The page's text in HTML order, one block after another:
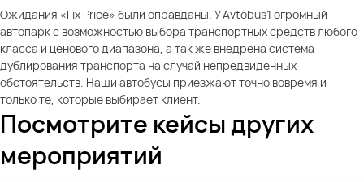
Ожидания «Fix Price» были оправданы. У Avtobus1 огромный
автопарк с возможностью выбора транспортных средств любого
класса и ценового диапазона, а так же внедрена система
дублирования транспорта на случай непредвиденных
обстоятельств. Наши автобусы приезжают точно вовремя и
только те, которые выбирает клиент.
Посмотрите кейсы других
мероприятий